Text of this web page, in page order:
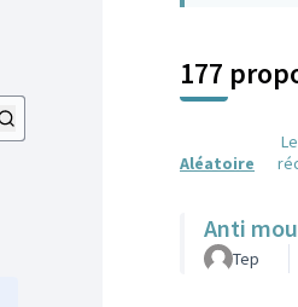
177
Aléatoire
Anti
Tep